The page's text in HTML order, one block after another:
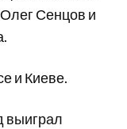
Сенцов и
и Киеве.
выиграл